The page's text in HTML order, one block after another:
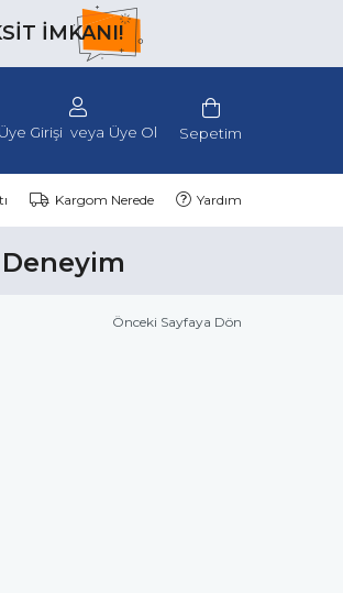
İMKANI!
Sepetim
Üye Girişi Üye Ol
Kargom Nerede Yardım
Deneyim
Önceki Sayfaya Dön